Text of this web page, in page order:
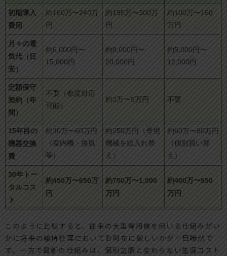
初期導入
費用
約160万〜240万
円
約195万〜300万
円
約100万〜150
万円
月々の電
気代（目
安）
約6,000円〜
15,000円
約8,000円〜
20,000円
約5,000円〜
12,000円
定額保守
契約（年
間）
不要（都度対応
可能）
約3万〜5万円 不要
15年目の
機器交換
費
約30万〜60万円
（室内機・換気
等）
約250万円（専用
機械を総入れ替
え）
約60万〜80万円
（個別買い替
え）
30年トー
タルコス
ト
約450万〜650万
円
約750万〜1,000
万円
約400万〜550
万円
このように比較すると、従来の大型専用機を用いる仕組みがい
かに将来の維持管理においてお財布に厳しいかが一目瞭然で
す。一方で最新の仕組みは、個別空調と変わらない生涯コスト